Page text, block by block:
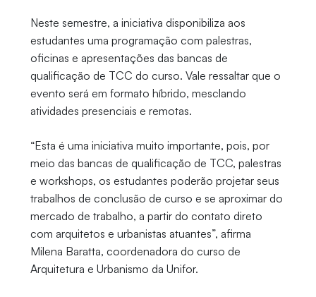
Neste semestre, a iniciativa disponibiliza aos
estudantes uma programação com palestras,
oficinas e apresentações das bancas de
qualificação de TCC do curso. Vale ressaltar que o
evento será em formato híbrido, mesclando
atividades presenciais e remotas.
“Esta é uma iniciativa muito importante, pois, por
meio das bancas de qualificação de TCC, palestras
e workshops, os estudantes poderão projetar seus
trabalhos de conclusão de curso e se aproximar do
mercado de trabalho, a partir do contato direto
com arquitetos e urbanistas atuantes”, afirma
Milena Baratta, coordenadora do curso de
Arquitetura e Urbanismo da Unifor.